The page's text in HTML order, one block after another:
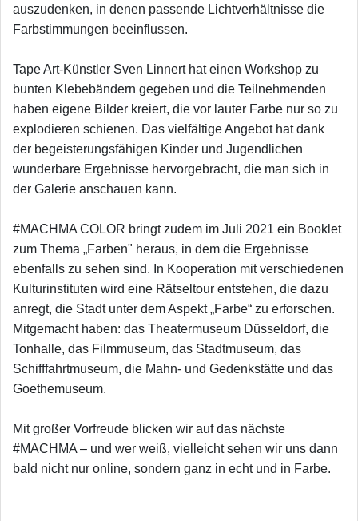
auszudenken, in denen passende Lichtverhältnisse die
Farbstimmungen beeinflussen.
Tape Art-Künstler Sven Linnert hat einen Workshop zu
bunten Klebebändern gegeben und die Teilnehmenden
haben eigene Bilder kreiert, die vor lauter Farbe nur so zu
explodieren schienen. Das vielfältige Angebot hat dank
der begeisterungsfähigen Kinder und Jugendlichen
wunderbare Ergebnisse hervorgebracht, die man sich in
der Galerie anschauen kann.
#MACHMA COLOR bringt zudem im Juli 2021 ein Booklet
zum Thema „Farben" heraus, in dem die Ergebnisse
ebenfalls zu sehen sind. In Kooperation mit verschiedenen
Kulturinstituten wird eine Rätseltour entstehen, die dazu
anregt, die Stadt unter dem Aspekt „Farbe“ zu erforschen.
Mitgemacht haben: das Theatermuseum Düsseldorf, die
Tonhalle, das Filmmuseum, das Stadtmuseum, das
Schifffahrtmuseum, die Mahn- und Gedenkstätte und das
Goethemuseum.
Mit großer Vorfreude blicken wir auf das nächste
#MACHMA – und wer weiß, vielleicht sehen wir uns dann
bald nicht nur online, sondern ganz in echt und in Farbe.